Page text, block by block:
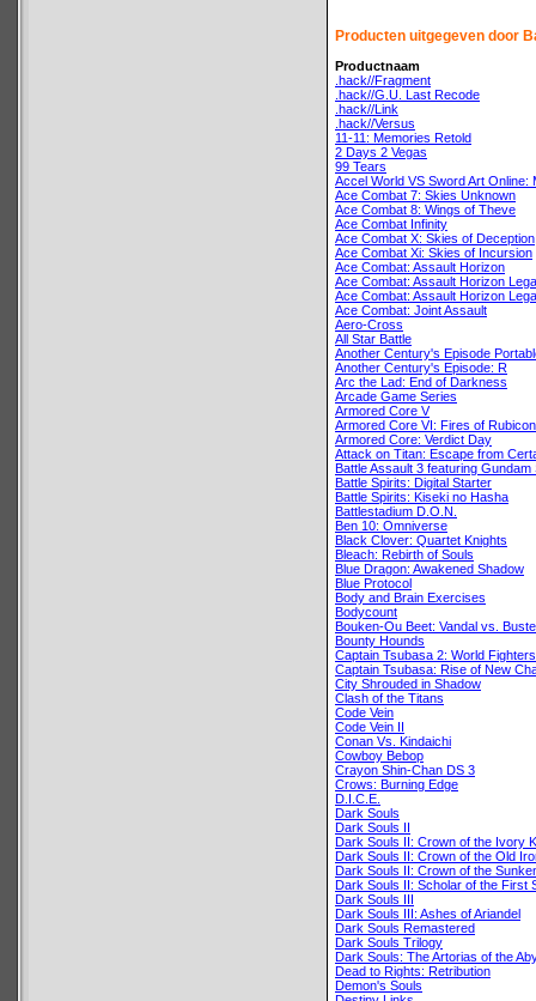
Producten uitgegeven door
Productnaam
.hack//Fragment
.hack//G.U. Last Recode
.hack//Link
.hack//Versus
11-11: Memories Retold
2 Days 2 Vegas
99 Tears
Accel World VS Sword Art Online:
Ace Combat 7: Skies Unknown
Ace Combat 8: Wings of Theve
Ace Combat Infinity
Ace Combat X: Skies of Deception
Ace Combat Xi: Skies of Incursion
Ace Combat: Assault Horizon
Ace Combat: Assault Horizon
Ace Combat: Assault Horizon
Ace Combat: Joint Assault
Aero-Cross
All Star Battle
Another Century's Episode
Another Century's Episode: R
Arc the Lad: End of Darkness
Arcade Game Series
Armored Core V
Armored Core VI: Fires of Rubicon
Armored Core: Verdict Day
Attack on Titan: Escape from
Battle Assault 3 featuring Gundam
Battle Spirits: Digital Starter
Battle Spirits: Kiseki no Hasha
Battlestadium D.O.N.
Ben 10: Omniverse
Black Clover: Quartet Knights
Bleach: Rebirth of Souls
Blue Dragon: Awakened Shadow
Blue Protocol
Body and Brain Exercises
Bodycount
Bouken-Ou Beet: Vandal vs.
Bounty Hounds
Captain Tsubasa 2: World Fighters
Captain Tsubasa: Rise of New
City Shrouded in Shadow
Clash of the Titans
Code Vein
Code Vein II
Conan Vs. Kindaichi
Cowboy Bebop
Crayon Shin-Chan DS 3
Crows: Burning Edge
D.I.C.E.
Dark Souls
Dark Souls II
Dark Souls II: Crown of the Ivory
Dark Souls II: Crown of the Old
Dark Souls II: Crown of the
Dark Souls II: Scholar of the First
Dark Souls III
Dark Souls III: Ashes of Ariandel
Dark Souls Remastered
Dark Souls Trilogy
Dark Souls: The Artorias of the
Dead to Rights: Retribution
Demon's Souls